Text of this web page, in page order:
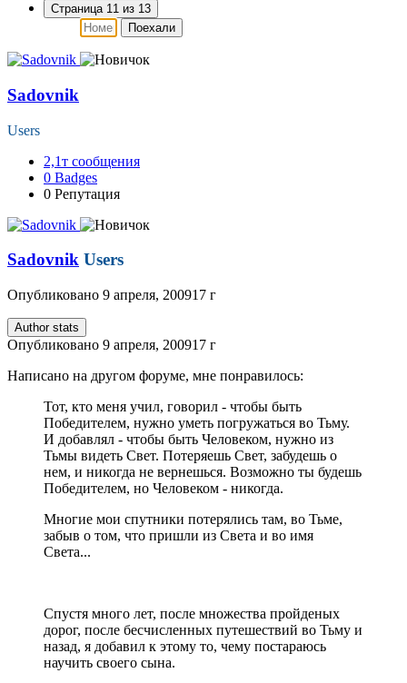
Страница 11 из 13
Поехали
Sadovnik
Users
2,1т сообщения
0 Badges
0 Репутация
Sadovnik Users
Опубликовано 9 апреля, 200917 г
Author stats
Опубликовано 9 апреля, 200917 г
Написано на другом форуме, мне понравилось:
Тот, кто меня учил, говорил - чтобы быть
Победителем, нужно уметь погружаться во Тьму.
И добавлял - чтобы быть Человеком, нужно из
Тьмы видеть Свет. Потеряешь Свет, забудешь о
нем, и никогда не вернешься. Возможно ты будешь
Победителем, но Человеком - никогда.
Многие мои спутники потерялись там, во Тьме,
забыв о том, что пришли из Света и во имя
Света...
Спустя много лет, после множества пройденых
дорог, после бесчисленных путешествий во Тьму и
назад, я добавил к этому то, чему постараюсь
научить своего сына.